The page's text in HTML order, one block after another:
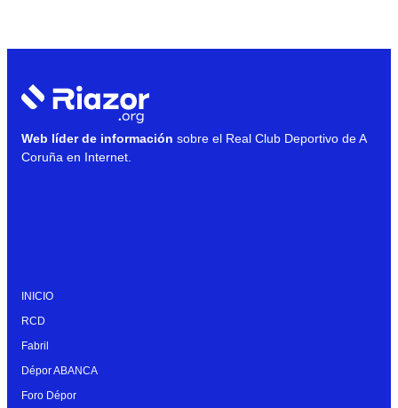
Web líder de información sobre el Real Club Deportivo de A
Coruña en Internet.
INICIO
RCD
Fabril
Dépor ABANCA
Foro Dépor